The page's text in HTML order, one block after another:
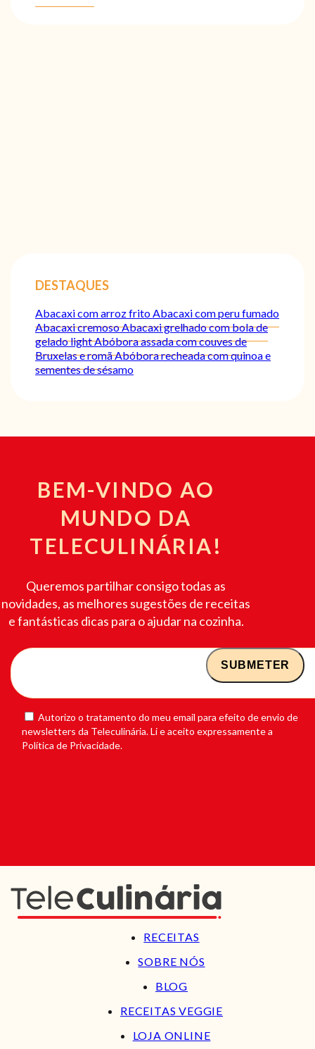
DESTAQUES
Abacaxi com arroz fritoAbacaxi com peru fumado
Abacaxi cremosoAbacaxi grelhado com bola de
gelado lightAbóbora assada com couves de
Bruxelas e romãAbóbora recheada com quinoa e
sementes de sésamo
BEM-VINDO AO
MUNDO DA
TELECULINÁRIA!
Queremos partilhar consigo todas as
novidades, as melhores sugestões de receitas
e fantásticas dicas para o ajudar na cozinha.
Autorizo o tratamento do meu email para efeito de envio de
newsletters da Teleculinária. Li e aceito expressamente a
Política de Privacidade.
RECEITAS
SOBRE NÓS
BLOG
RECEITAS VEGGIE
LOJA ONLINE